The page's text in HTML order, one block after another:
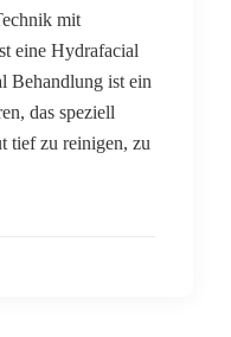
mit
eine Hydrafacial
Behandlung ist ein
das speziell
tief zu reinigen, zu